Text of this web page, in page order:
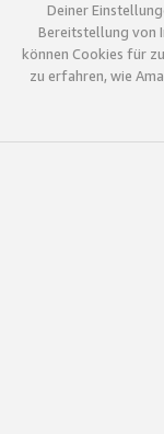
Deiner
Bereitstellung von
können Cookies für
zu erfahren, wie